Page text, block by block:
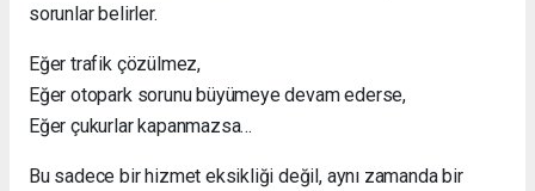
sorunlar belirler.
Eğer trafik çözülmez,
Eğer otopark sorunu büyümeye devam ederse,
Eğer çukurlar kapanmazsa…
Bu sadece bir hizmet eksikliği değil, aynı zamanda bir